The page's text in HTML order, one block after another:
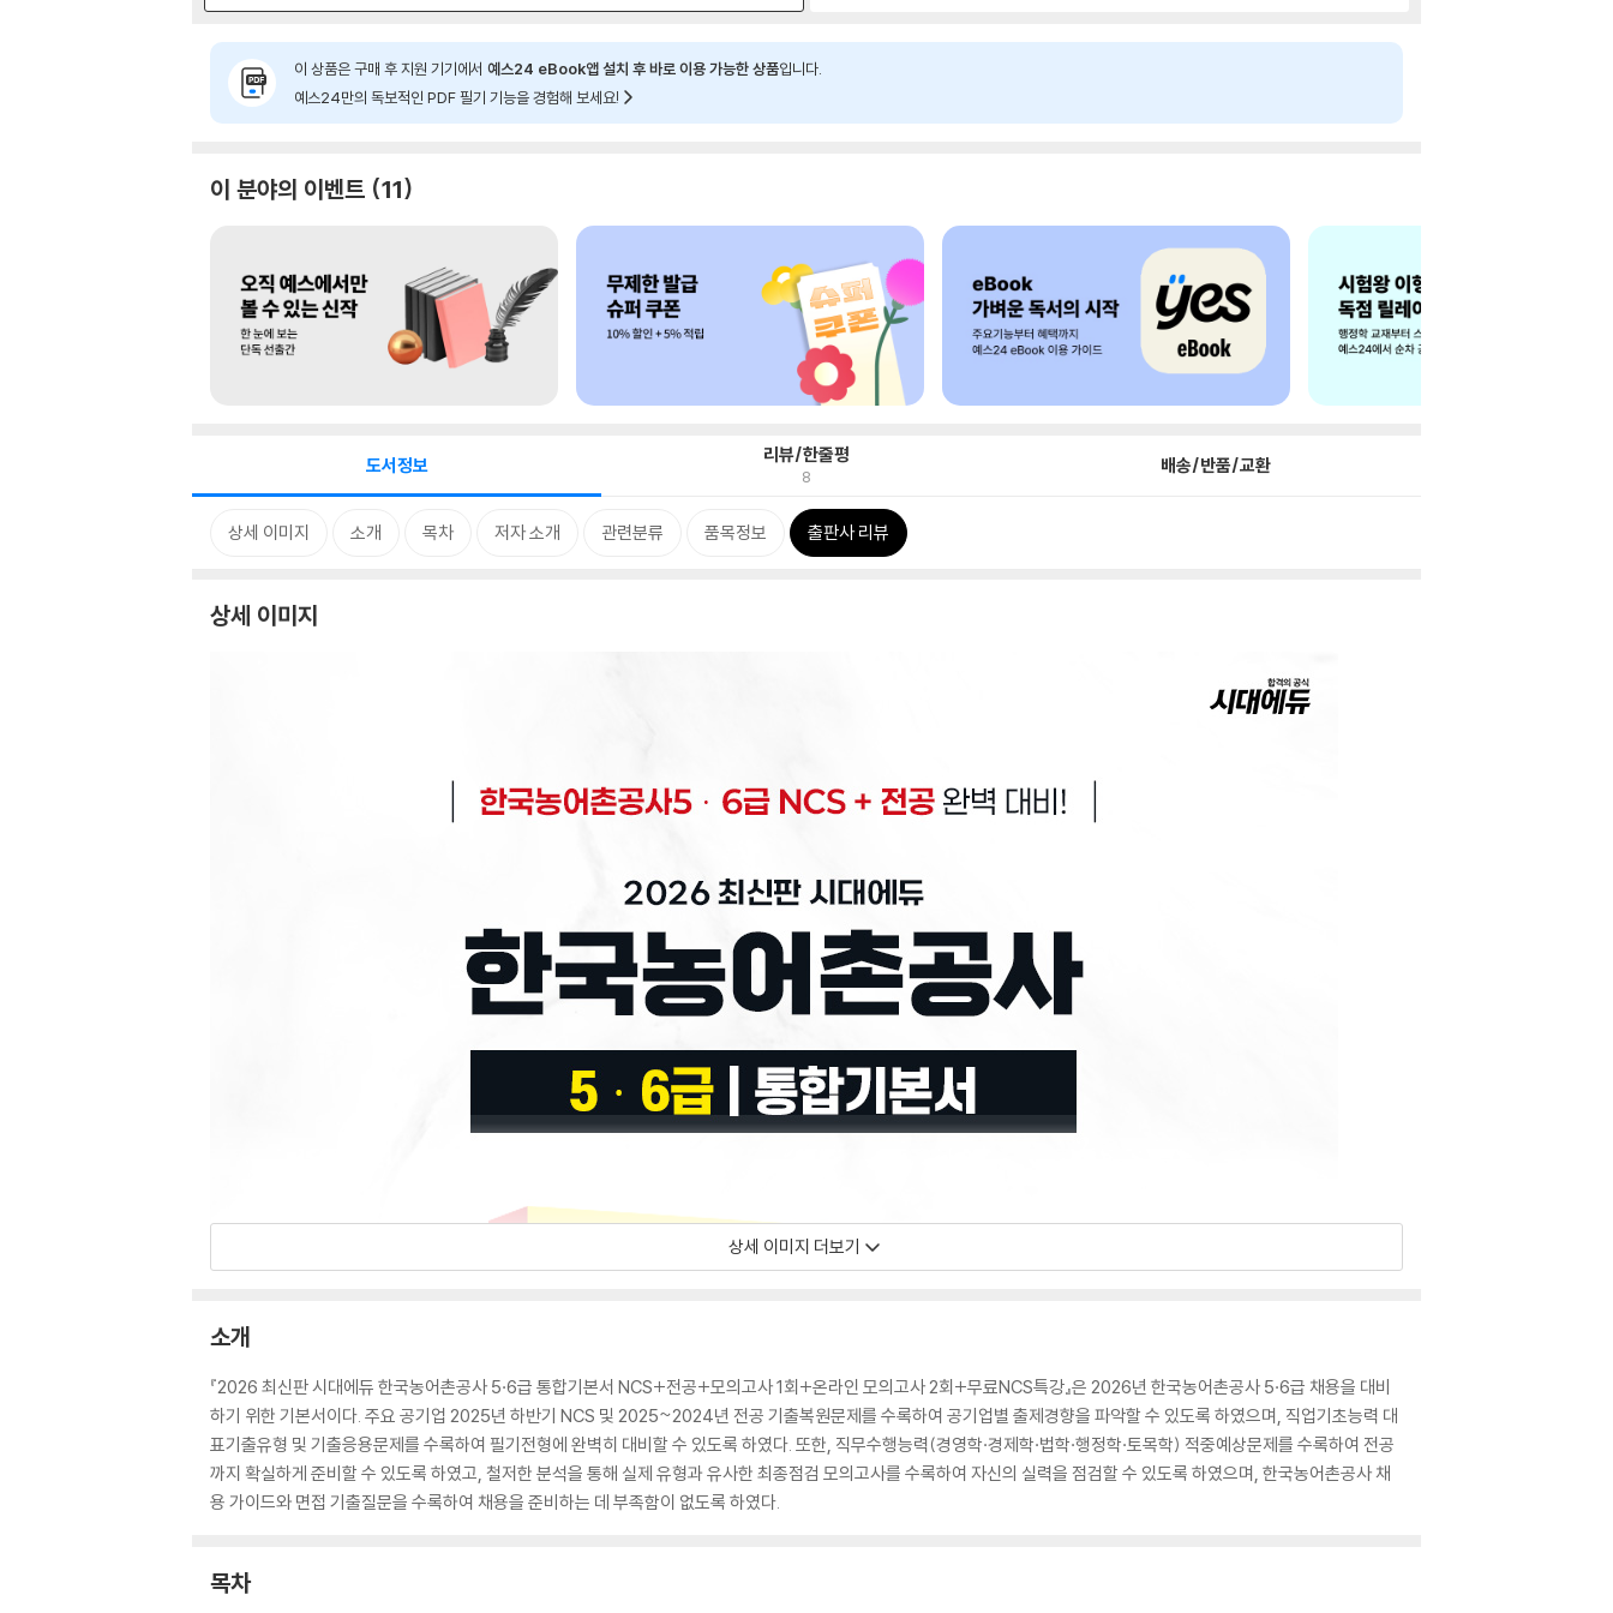
이 상품은 구매 후 지원 기기에서 예스24 eBook앱 설치 후 바로 이용 가능한 상품입니다.
예스24만의 독보적인 PDF 필기 기능을 경험해 보세요!
이 분야의 이벤트 11
도서정보 리뷰/한줄평
8 배송/반품/교환
상세 이미지 소개 목차 저자 소개 관련분류 품목정보 출판사 리뷰
상세 이미지
상세 이미지 더보기
소개
『2026 최신판 시대에듀 한국농어촌공사 5·6급 통합기본서 NCS+전공+모의고사 1회+온라인 모의고사 2회+무료NCS특강』은 2026년 한국농어촌공사 5·6급 채용을 대비
하기 위한 기본서이다. 주요 공기업 2025년 하반기 NCS 및 2025~2024년 전공 기출복원문제를 수록하여 공기업별 출제경향을 파악할 수 있도록 하였으며, 직업기초능력 대
표기출유형 및 기출응용문제를 수록하여 필기전형에 완벽히 대비할 수 있도록 하였다. 또한, 직무수행능력(경영학·경제학·법학·행정학·토목학) 적중예상문제를 수록하여 전공
까지 확실하게 준비할 수 있도록 하였고, 철저한 분석을 통해 실제 유형과 유사한 최종점검 모의고사를 수록하여 자신의 실력을 점검할 수 있도록 하였으며, 한국농어촌공사 채
용 가이드와 면접 기출질문을 수록하여 채용을 준비하는 데 부족함이 없도록 하였다.
목차